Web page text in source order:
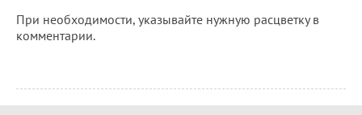
При необходимости, указывайте нужную расцветку в
комментарии.